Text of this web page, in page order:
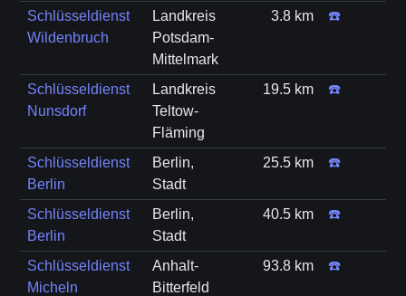
Schlüsseldienst
Wildenbruch
Landkreis
Potsdam-
Mittelmark
3.8 km ☎️
Schlüsseldienst
Nunsdorf
Landkreis
Teltow-
Fläming
19.5 km ☎️
Schlüsseldienst
Berlin
Berlin,
Stadt
25.5 km ☎️
Schlüsseldienst
Berlin
Berlin,
Stadt
40.5 km ☎️
Schlüsseldienst
Micheln
Anhalt-
Bitterfeld
93.8 km ☎️